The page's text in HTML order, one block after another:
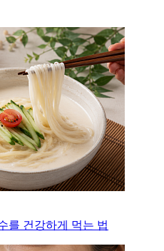
를 건강하게 먹는 법